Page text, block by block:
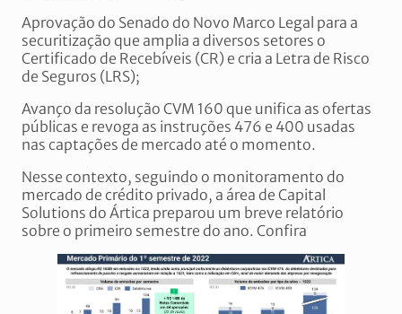
Aprovação do Senado do Novo Marco Legal para a
securitização que amplia a diversos setores o
Certificado de Recebíveis (CR) e cria a Letra de Risco
de Seguros (LRS);
Avanço da resolução CVM 160 que unifica as ofertas
públicas e revoga as instruções 476 e 400 usadas
nas captações de mercado até o momento.
Nesse contexto, seguindo o monitoramento do
mercado de crédito privado, a área de Capital
Solutions do Ártica preparou um breve relatório
sobre o primeiro semestre do ano. Confira